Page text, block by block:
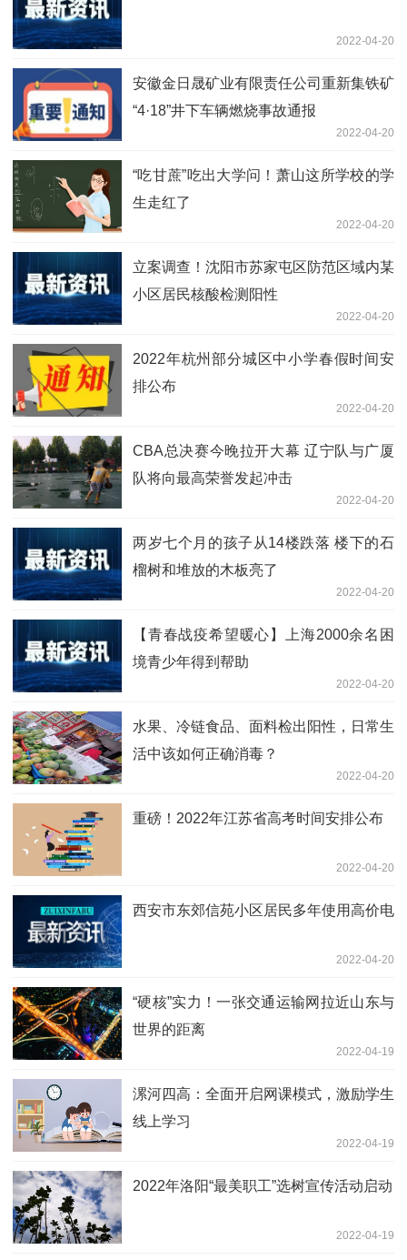
2022-04-20
安徽金日晟矿业有限责任公司重新集铁矿
“4·18”井下车辆燃烧事故通报
2022-04-20
“吃甘蔗”吃出大学问！萧山这所学校的学
生走红了
2022-04-20
立案调查！沈阳市苏家屯区防范区域内某
小区居民核酸检测阳性
2022-04-20
2022年杭州部分城区中小学春假时间安
排公布
2022-04-20
CBA总决赛今晚拉开大幕 辽宁队与广厦
队将向最高荣誉发起冲击
2022-04-20
两岁七个月的孩子从14楼跌落 楼下的石
榴树和堆放的木板亮了
2022-04-20
【青春战疫希望暖心】上海2000余名困
境青少年得到帮助
2022-04-20
水果、冷链食品、面料检出阳性，日常生
活中该如何正确消毒？
2022-04-20
重磅！2022年江苏省高考时间安排公布
2022-04-20
西安市东郊信苑小区居民多年使用高价电
2022-04-20
“硬核”实力！一张交通运输网拉近山东与
世界的距离
2022-04-19
漯河四高：全面开启网课模式，激励学生
线上学习
2022-04-19
2022年洛阳“最美职工”选树宣传活动启动
2022-04-19